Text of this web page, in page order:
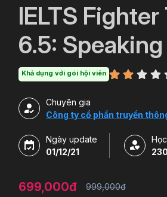
IELTS
6.5: Speaking
Khả dụng với gói hội viên
Chuyên gia
Công ty cổ phần truyền
Ngày update
01/12/21
230
699,000đ 999,000đ